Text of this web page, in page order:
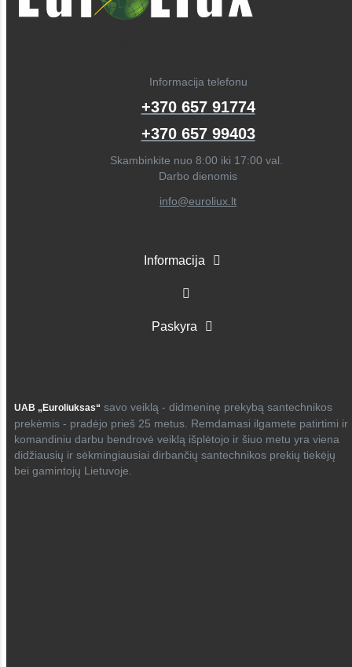
Informacija telefonu
+370 657 91774
+370 657 99403
Skambinkite nuo 8:00 iki 17:00 val.
Darbo dienomis
info@euroliux.lt
Informacija
Paskyra
UAB „Euroliuksas“ savo veiklą - didmeninę prekybą santechnikos
prekėmis - pradėjo prieš 25 metus. Remdamasi ilgamete patirtimi ir
komandiniu darbu bendrovė veiklą išplėtojo ir šiuo metu yra viena
didžiausių ir sėkmingiausiai dirbančių santechnikos prekių tiekėjų
bei gamintojų Lietuvoje.